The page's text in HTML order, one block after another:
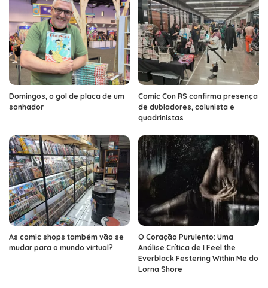
Domingos, o gol de placa de um
sonhador
Comic Con RS confirma presença
de dubladores, colunista e
quadrinistas
As comic shops também vão se
mudar para o mundo virtual?
O Coração Purulento: Uma
Análise Crítica de I Feel the
Everblack Festering Within Me do
Lorna Shore